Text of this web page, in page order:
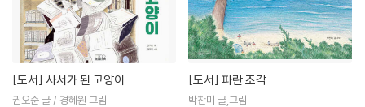
[도서] 사서가 된 고양이
권오준 글 / 경혜원 그림
[도서] 파란 조각
박찬미 글,그림